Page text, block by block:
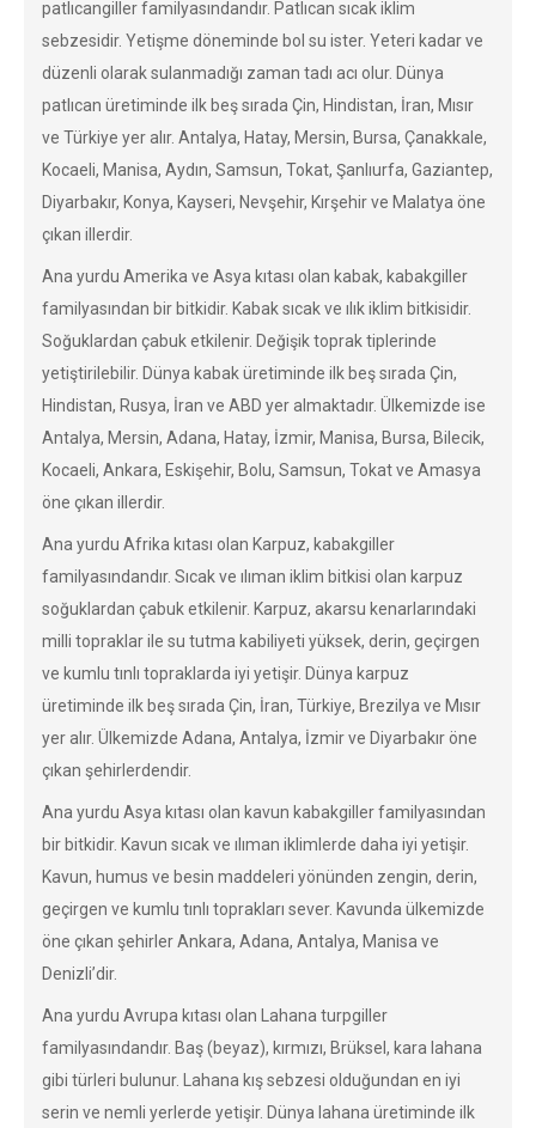
patlıcangiller familyasındandır. Patlıcan sıcak iklim
sebzesidir. Yetişme döneminde bol su ister. Yeteri kadar ve
düzenli olarak sulanmadığı zaman tadı acı olur. Dünya
patlıcan üretiminde ilk beş sırada Çin, Hindistan, İran, Mısır
ve Türkiye yer alır. Antalya, Hatay, Mersin, Bursa, Çanakkale,
Kocaeli, Manisa, Aydın, Samsun, Tokat, Şanlıurfa, Gaziantep,
Diyarbakır, Konya, Kayseri, Nevşehir, Kırşehir ve Malatya öne
çıkan illerdir.
Ana yurdu Amerika ve Asya kıtası olan kabak, kabakgiller
familyasından bir bitkidir. Kabak sıcak ve ılık iklim bitkisidir.
Soğuklardan çabuk etkilenir. Değişik toprak tiplerinde
yetiştirilebilir. Dünya kabak üretiminde ilk beş sırada Çin,
Hindistan, Rusya, İran ve ABD yer almaktadır. Ülkemizde ise
Antalya, Mersin, Adana, Hatay, İzmir, Manisa, Bursa, Bilecik,
Kocaeli, Ankara, Eskişehir, Bolu, Samsun, Tokat ve Amasya
öne çıkan illerdir.
Ana yurdu Afrika kıtası olan Karpuz, kabakgiller
familyasındandır. Sıcak ve ılıman iklim bitkisi olan karpuz
soğuklardan çabuk etkilenir. Karpuz, akarsu kenarlarındaki
milli topraklar ile su tutma kabiliyeti yüksek, derin, geçirgen
ve kumlu tınlı topraklarda iyi yetişir. Dünya karpuz
üretiminde ilk beş sırada Çin, İran, Türkiye, Brezilya ve Mısır
yer alır. Ülkemizde Adana, Antalya, İzmir ve Diyarbakır öne
çıkan şehirlerdendir.
Ana yurdu Asya kıtası olan kavun kabakgiller familyasından
bir bitkidir. Kavun sıcak ve ılıman iklimlerde daha iyi yetişir.
Kavun, humus ve besin maddeleri yönünden zengin, derin,
geçirgen ve kumlu tınlı toprakları sever. Kavunda ülkemizde
öne çıkan şehirler Ankara, Adana, Antalya, Manisa ve
Denizli’dir.
Ana yurdu Avrupa kıtası olan Lahana turpgiller
familyasındandır. Baş (beyaz), kırmızı, Brüksel, kara lahana
gibi türleri bulunur. Lahana kış sebzesi olduğundan en iyi
serin ve nemli yerlerde yetişir. Dünya lahana üretiminde ilk